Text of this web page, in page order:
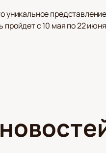
уникальное
с 10 мая по 22